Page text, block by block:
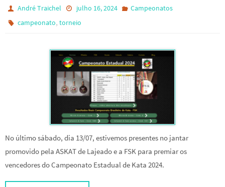
André Traichel julho 16, 2024
Campeonatos
campeonato,torneio
No último sábado, dia 13/07, estivemos presentes no jantar
promovido pela ASKAT de Lajeado e a FSK para premiar os
vencedores do Campeonato Estadual de Kata 2024.